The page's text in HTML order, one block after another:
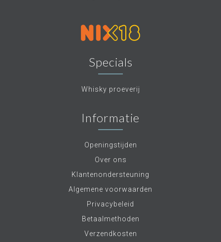
Specials
Whisky proeverij
Informatie
Openingstijden
Over ons
Klantenondersteuning
Algemene voorwaarden
Privacybeleid
Betaalmethoden
Verzendkosten